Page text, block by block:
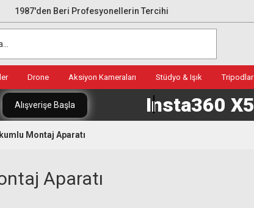
1987'den Beri Profesyonellerin Tercihi
Drone Aksiyon Kameraları Stüdyo & Işık Tripodlar
Alışverişe Başla Insta360 X5
Montaj Aparatı
Aparatı